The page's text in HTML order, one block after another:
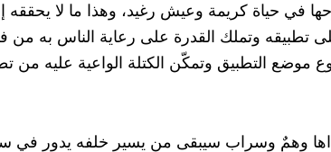
في حياة كريمة وعيش رغيد، وهذا ما لا يحققه
تطبيقه وتملك القدرة على رعاية الناس به
موضع التطبيق وتمكّن الكتلة الواعية عليه من
وهمٌ وسراب سيبقى من يسير خلفه يدور في